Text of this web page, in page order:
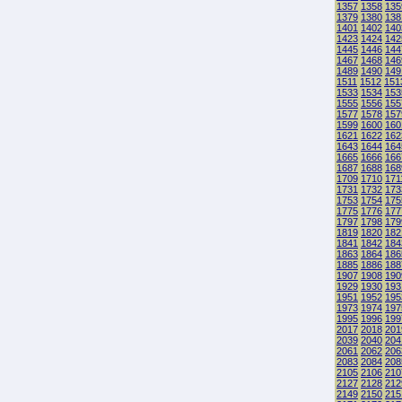
1357 1358
1379 1380
1401 1402
1423 1424
1445 1446
1467 1468
1489 1490
1511 1512
1533 1534
1555 1556
1577 1578
1599 1600
1621 1622
1643 1644
1665 1666
1687 1688
1709 1710
1731 1732
1753 1754
1775 1776
1797 1798
1819 1820
1841 1842
1863 1864
1885 1886
1907 1908
1929 1930
1951 1952
1973 1974
1995 1996
2017 2018
2039 2040
2061 2062
2083 2084
2105 2106
2127 2128
2149 2150